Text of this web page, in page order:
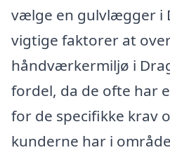
vælge en gulvlægger i
vigtige faktorer at
håndværkermiljø i
fordel, da de ofte har
for de specifikke krav
kunderne har i